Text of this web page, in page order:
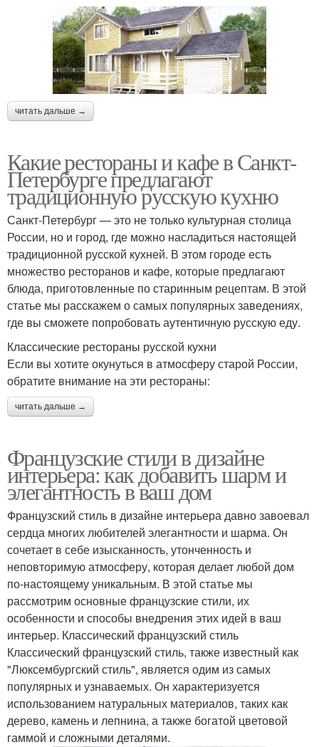
читать дальше →
Какие рестораны и кафе в Санкт-
Петербурге предлагают
традиционную русскую кухню
Санкт-Петербург — это не только культурная столица
России, но и город, где можно насладиться настоящей
традиционной русской кухней. В этом городе есть
множество ресторанов и кафе, которые предлагают
блюда, приготовленные по старинным рецептам. В этой
статье мы расскажем о самых популярных заведениях,
где вы сможете попробовать аутентичную русскую еду.
Классические рестораны русской кухни
Если вы хотите окунуться в атмосферу старой России,
обратите внимание на эти рестораны:
читать дальше →
Французские стили в дизайне
интерьера: как добавить шарм и
элегантность в ваш дом
Французский стиль в дизайне интерьера давно завоевал
сердца многих любителей элегантности и шарма. Он
сочетает в себе изысканность, утонченность и
неповторимую атмосферу, которая делает любой дом
по-настоящему уникальным. В этой статье мы
рассмотрим основные французские стили, их
особенности и способы внедрения этих идей в ваш
интерьер. Классический французский стиль
Классический французский стиль, также известный как
"Люксембургский стиль", является одим из самых
популярных и узнаваемых. Он характеризуется
использованием натуральных материалов, таких как
дерево, камень и лепнина, а также богатой цветовой
гаммой и сложными деталями.